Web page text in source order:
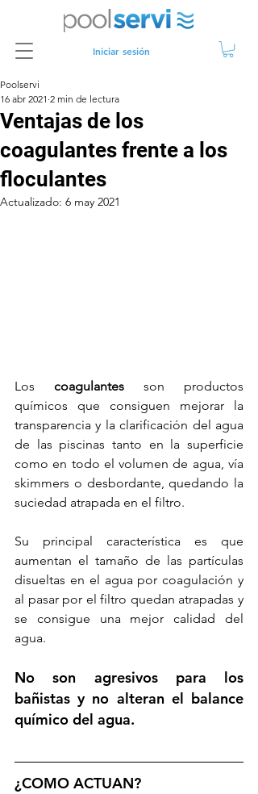
Iniciar sesión
Ventajas de los
coagulantes frente a los
floculantes
Poolservi
16 abr 2021 2 min de lectura
Actualizado: 6 may 2021
Los coagulantes son productos
químicos que consiguen mejorar la
transparencia y la clarificación del agua
de las piscinas tanto en la superficie
como en todo el volumen de agua, vía
skimmers o desbordante, quedando la
suciedad atrapada en el filtro.
Su principal característica es que
aumentan el tamaño de las partículas
disueltas en el agua por coagulación y
al pasar por el filtro quedan atrapadas y
se consigue una mejor calidad del
agua.
No son agresivos para los
bañistas y no alteran el balance
químico del agua.
¿COMO ACTUAN?